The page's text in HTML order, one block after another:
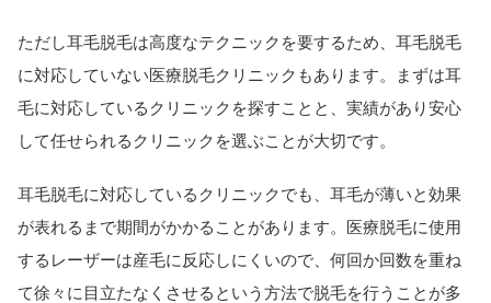
ただし耳毛脱毛は高度なテクニックを要するため、耳毛脱毛
に対応していない医療脱毛クリニックもあります。まずは耳
毛に対応しているクリニックを探すことと、実績があり安心
して任せられるクリニックを選ぶことが大切です。
耳毛脱毛に対応しているクリニックでも、耳毛が薄いと効果
が表れるまで期間がかかることがあります。医療脱毛に使用
するレーザーは産毛に反応しにくいので、何回か回数を重ね
て徐々に目立たなくさせるという方法で脱毛を行うことが多